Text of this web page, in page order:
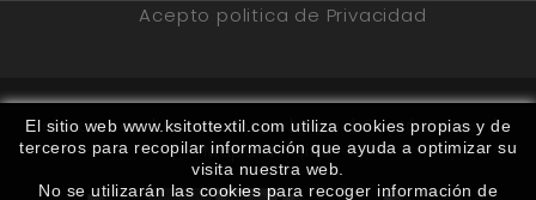
El sitio web www.ksitottextil.com utiliza cookies propias y de
terceros para recopilar información que ayuda a optimizar su
visita nuestra web.
No se utilizarán las cookies para recoger información de
Acepto politica de Privacidad
Fabricantes Proveedores Ruta
Contáctenos
Mapa del sitio